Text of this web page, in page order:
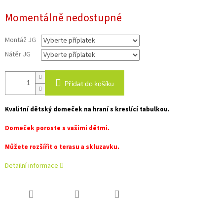
Momentálně nedostupné
Montáž JG
Nátěr JG
Přidat do košíku
Kvalitní dětský domeček na hraní s kreslící tabulkou.
Domeček poroste s vašimi dětmi.
Můžete rozšířit o terasu a skluzavku.
Detailní informace